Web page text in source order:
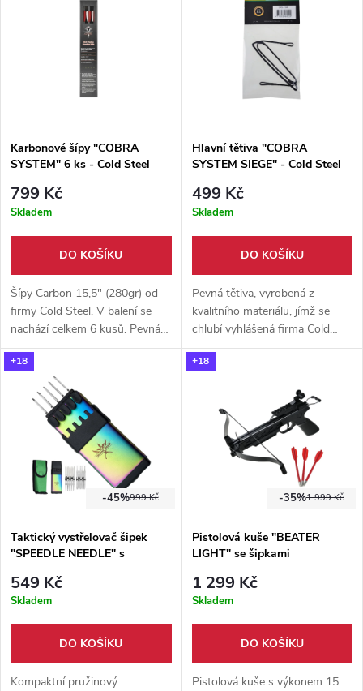
Cobra System R9.
Karbonové šípy "COBRA
SYSTEM" 6 ks - Cold Steel
799 Kč
Skladem
DO KOŠÍKU
Šípy Carbon 15,5" (280gr) od
firmy Cold Steel. V balení se
nachází celkem 6 kusů. Pevná
konstrukce a pevnost,
zakončeno 3mi směrovkami.
Hlavní tětiva "COBRA
SYSTEM SIEGE" - Cold Steel
499 Kč
Skladem
DO KOŠÍKU
Pevná tětiva, vyrobená z
kvalitního materiálu, jímž se
chlubí vyhlášená firma Cold
Steel. Tětiva je plně kompatibilní
s kuší Cobra system Siege.
+18
999 Kč
-45%
Taktický vystřelovač šipek
"SPEEDLE NEEDLE" s
549 Kč
Skladem
DO KOŠÍKU
Kompaktní pružinový
+18
1 999 Kč
-35%
Pistolová kuše "BEATER
LIGHT" se šipkami
1 299 Kč
Skladem
DO KOŠÍKU
Pistolová kuše s výkonem 15